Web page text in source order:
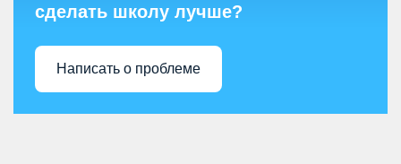
сделать школу лучше?
Написать о проблеме